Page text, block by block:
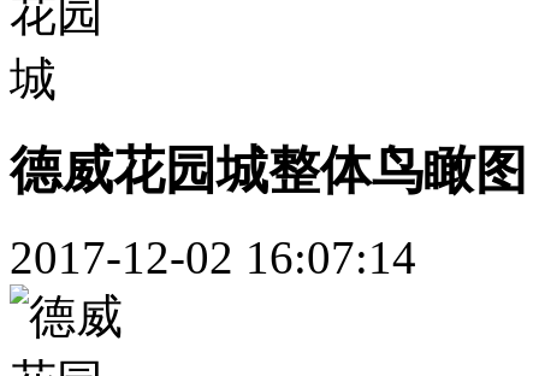
德威花园城整体鸟瞰图
2017-12-02 16:07:14